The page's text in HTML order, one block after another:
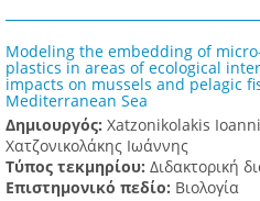
Modeling the embedding of
plastics in areas of ecological
impacts on mussels and pelagic
Mediterranean Sea
Δημιουργός: Xatzonikolakis
Χατζονικολάκης Ιωάννης
Τύπος τεκμηρίου: Διδακτορική
Επιστημονικό πεδίο: Βιολογία